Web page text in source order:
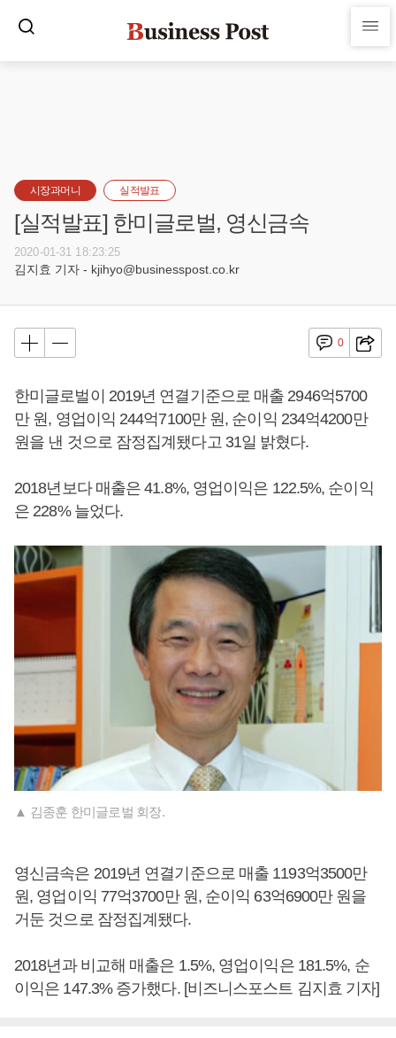
시장과머니 실적발표
[실적발표] 한미글로벌, 영신금속
2020-01-31 18:23:25
김지효 기자 - kjihyo@businesspost.co.kr
0
한미글로벌이 2019년 연결기준으로 매출 2946억5700
만 원, 영업이익 244억7100만 원, 순이익 234억4200만
원을 낸 것으로 잠정집계됐다고 31일 밝혔다.
2018년보다 매출은 41.8%, 영업이익은 122.5%, 순이익
은 228% 늘었다.
▲ 김종훈 한미글로벌 회장.
영신금속은 2019년 연결기준으로 매출 1193억3500만
원, 영업이익 77억3700만 원, 순이익 63억6900만 원을
거둔 것으로 잠정집계됐다.
2018년과 비교해 매출은 1.5%, 영업이익은 181.5%, 순
이익은 147.3% 증가했다. [비즈니스포스트 김지효 기자]